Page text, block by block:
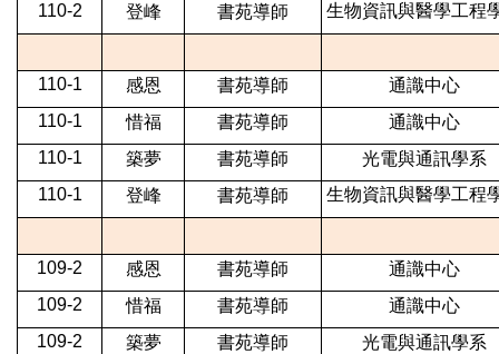
110-2
登峰 書苑導師 生物資訊與醫學工程
110-1 感恩 書苑導師
通識中心
110-1
惜福 書苑導師
通識中心
110-1
築夢 書苑導師
光電與通訊學系
110-1
登峰 書苑導師 生物資訊與醫學工程
109-2 感恩 書苑導師
通識中心
109-2
惜福 書苑導師
通識中心
109-2
築夢 書苑導師
光電與通訊學系